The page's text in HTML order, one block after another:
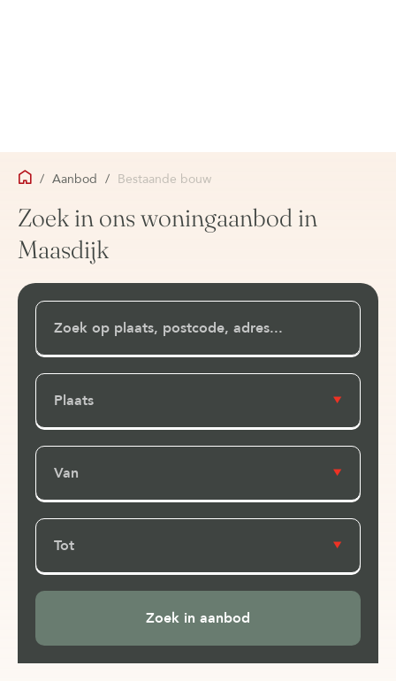
/ Aanbod / Bestaande bouw
Zoek in ons woningaanbod in
Maasdijk
Plaats
Van
Tot